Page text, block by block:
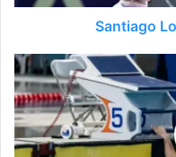
Santiago